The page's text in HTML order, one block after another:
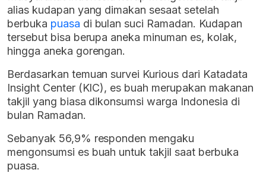
alias kudapan yang dimakan sesaat setelah
berbuka puasa di bulan suci Ramadan. Kudapan
tersebut bisa berupa aneka minuman es, kolak,
hingga aneka gorengan.
Berdasarkan temuan survei Kurious dari Katadata
Insight Center (KIC), es buah merupakan makanan
takjil yang biasa dikonsumsi warga Indonesia di
bulan Ramadan.
Sebanyak 56,9% responden mengaku
mengonsumsi es buah untuk takjil saat berbuka
puasa.